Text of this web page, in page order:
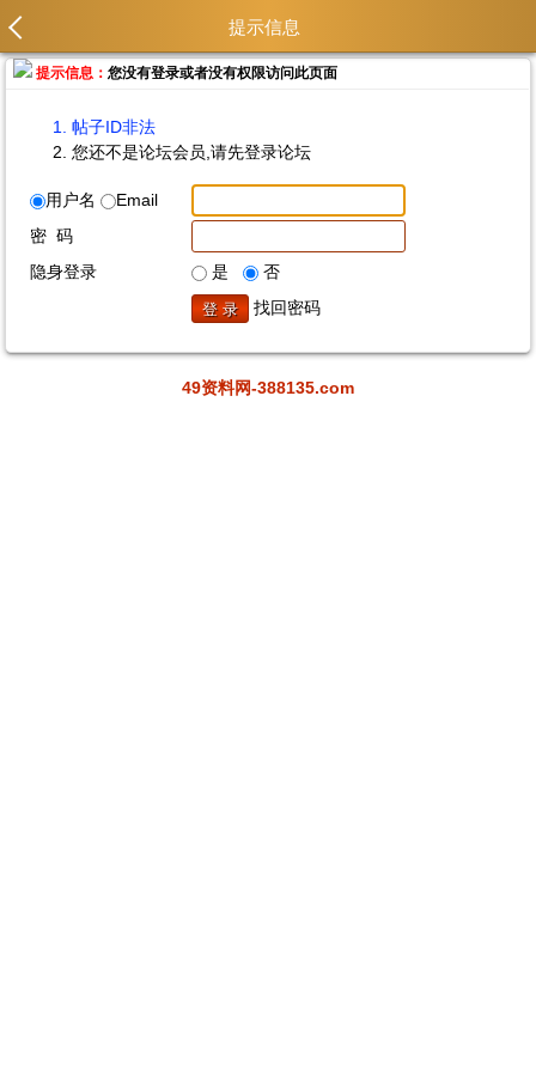
提示信息
提示信息：您没有登录或者没有权限访问此页面
帖子ID非法
您还不是论坛会员,请先登录论坛
用户名
Email
密 码
隐身登录
是
否
找回密码
49资料网-388135.com